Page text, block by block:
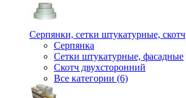
Серпянки, сетки штукатурные, скотч
Серпянка
Сетки штукатурные, фасадные
Скотч двухсторонний
Все категории (6)